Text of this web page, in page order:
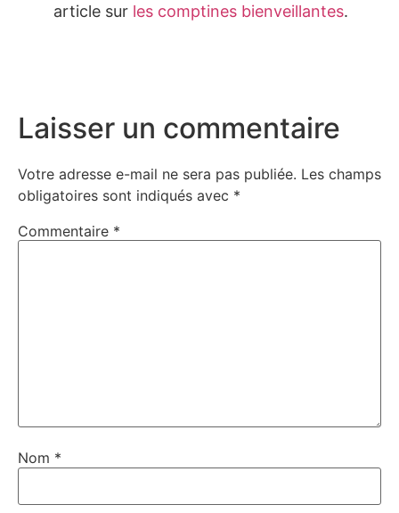
article sur les comptines bienveillantes.
Laisser un commentaire
Votre adresse e-mail ne sera pas publiée. Les champs
obligatoires sont indiqués avec *
Commentaire *
Nom *